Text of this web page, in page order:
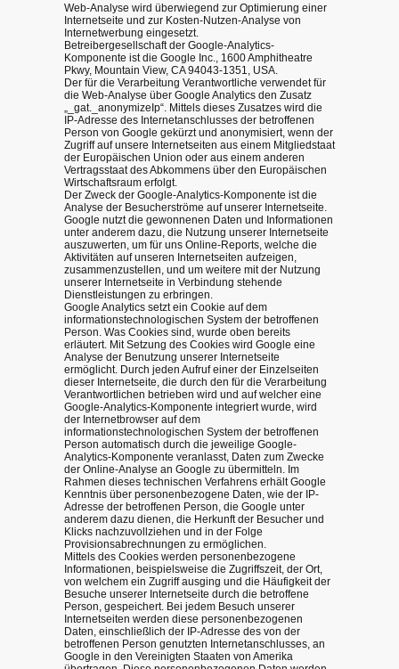
Web-Analyse wird überwiegend zur Optimierung einer
Internetseite und zur Kosten-Nutzen-Analyse von
Internetwerbung eingesetzt.
Betreibergesellschaft der Google-Analytics-
Komponente ist die Google Inc., 1600 Amphitheatre
Pkwy, Mountain View, CA 94043-1351, USA.
Der für die Verarbeitung Verantwortliche verwendet für
die Web-Analyse über Google Analytics den Zusatz
„_gat._anonymizeIp“. Mittels dieses Zusatzes wird die
IP-Adresse des Internetanschlusses der betroffenen
Person von Google gekürzt und anonymisiert, wenn der
Zugriff auf unsere Internetseiten aus einem Mitgliedstaat
der Europäischen Union oder aus einem anderen
Vertragsstaat des Abkommens über den Europäischen
Wirtschaftsraum erfolgt.
Der Zweck der Google-Analytics-Komponente ist die
Analyse der Besucherströme auf unserer Internetseite.
Google nutzt die gewonnenen Daten und Informationen
unter anderem dazu, die Nutzung unserer Internetseite
auszuwerten, um für uns Online-Reports, welche die
Aktivitäten auf unseren Internetseiten aufzeigen,
zusammenzustellen, und um weitere mit der Nutzung
unserer Internetseite in Verbindung stehende
Dienstleistungen zu erbringen.
Google Analytics setzt ein Cookie auf dem
informationstechnologischen System der betroffenen
Person. Was Cookies sind, wurde oben bereits
erläutert. Mit Setzung des Cookies wird Google eine
Analyse der Benutzung unserer Internetseite
ermöglicht. Durch jeden Aufruf einer der Einzelseiten
dieser Internetseite, die durch den für die Verarbeitung
Verantwortlichen betrieben wird und auf welcher eine
Google-Analytics-Komponente integriert wurde, wird
der Internetbrowser auf dem
informationstechnologischen System der betroffenen
Person automatisch durch die jeweilige Google-
Analytics-Komponente veranlasst, Daten zum Zwecke
der Online-Analyse an Google zu übermitteln. Im
Rahmen dieses technischen Verfahrens erhält Google
Kenntnis über personenbezogene Daten, wie der IP-
Adresse der betroffenen Person, die Google unter
anderem dazu dienen, die Herkunft der Besucher und
Klicks nachzuvollziehen und in der Folge
Provisionsabrechnungen zu ermöglichen.
Mittels des Cookies werden personenbezogene
Informationen, beispielsweise die Zugriffszeit, der Ort,
von welchem ein Zugriff ausging und die Häufigkeit der
Besuche unserer Internetseite durch die betroffene
Person, gespeichert. Bei jedem Besuch unserer
Internetseiten werden diese personenbezogenen
Daten, einschließlich der IP-Adresse des von der
betroffenen Person genutzten Internetanschlusses, an
Google in den Vereinigten Staaten von Amerika